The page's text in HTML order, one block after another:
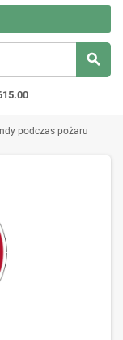
search
podczas pożaru